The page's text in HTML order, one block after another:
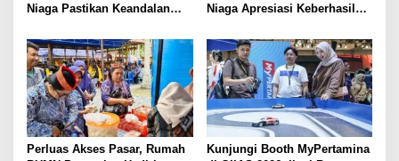
Niaga Pastikan Keandalan
Mobilitas Masyarakat &
Wisatawan
Niaga Apresiasi Keberhasilan
2026
Perluas Akses Pasar, Rumah
Kunjungi Booth MyPertamina